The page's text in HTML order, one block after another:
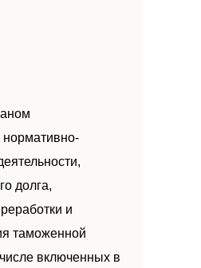
нормативно-
долга,
и
таможенной
включенных в